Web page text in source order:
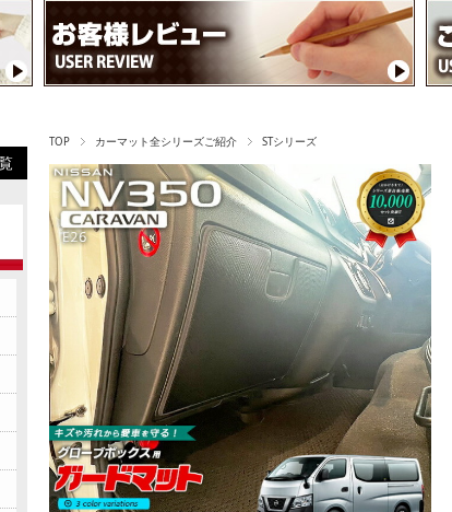
TOP カーマット全シリーズご紹介 STシリーズ